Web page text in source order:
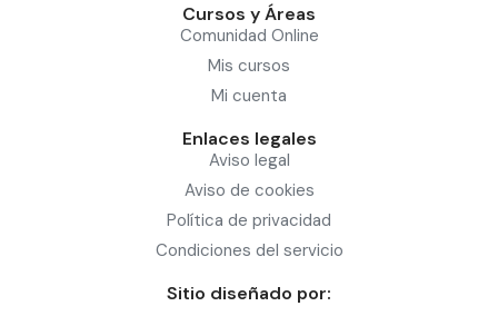
Cursos y Áreas
Comunidad Online
Mis cursos
Mi cuenta
Enlaces legales
Aviso legal
Aviso de cookies
Política de privacidad
Condiciones del servicio
Sitio diseñado por: